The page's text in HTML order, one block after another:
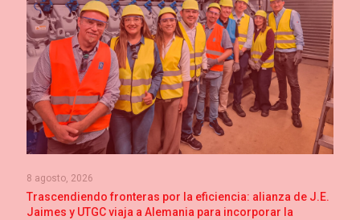
8 agosto, 2026
Trascendiendo fronteras por la eficiencia: alianza de J.E.
Jaimes y UTGC viaja a Alemania para incorporar la